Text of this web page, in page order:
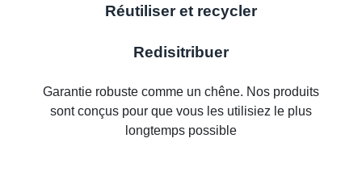
Réutiliser et recycler
Redisitribuer
Garantie robuste comme un chêne. Nos produits
sont conçus pour que vous les utilisiez le plus
longtemps possible